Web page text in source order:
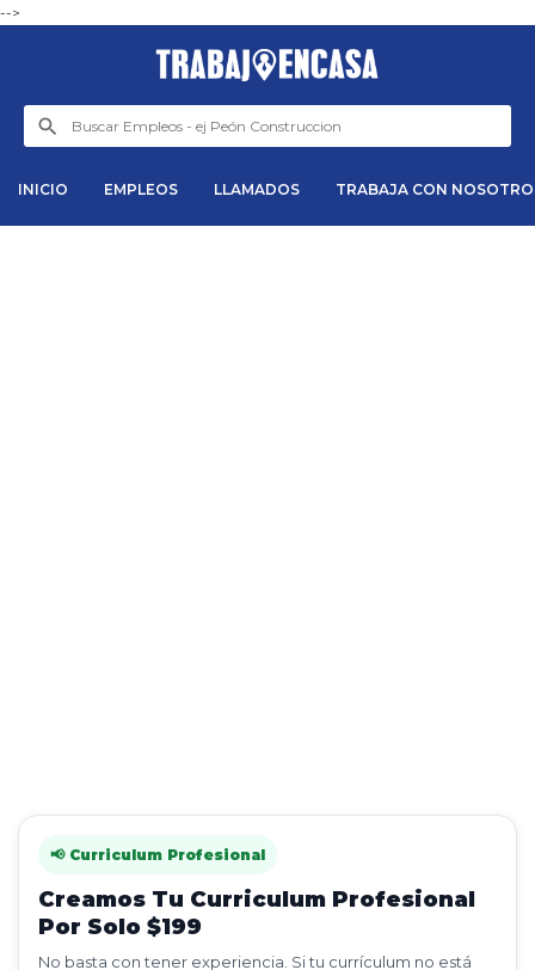
-->
INICIO EMPLEOS LLAMADOS TRABAJA CON
📢 Curriculum Profesional
Creamos Tu Curriculum Profesional
Por Solo $199
No basta con tener experiencia. Si tu currículum no está